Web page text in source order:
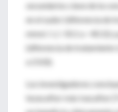
secundarios clave de la
en el sudor (diferencia de
mmol / L (−50.1 a −40.1)) y
(diferencia de tratamiento
a 23.0)).
Los investigadores
tezacaftor más ivacaftor